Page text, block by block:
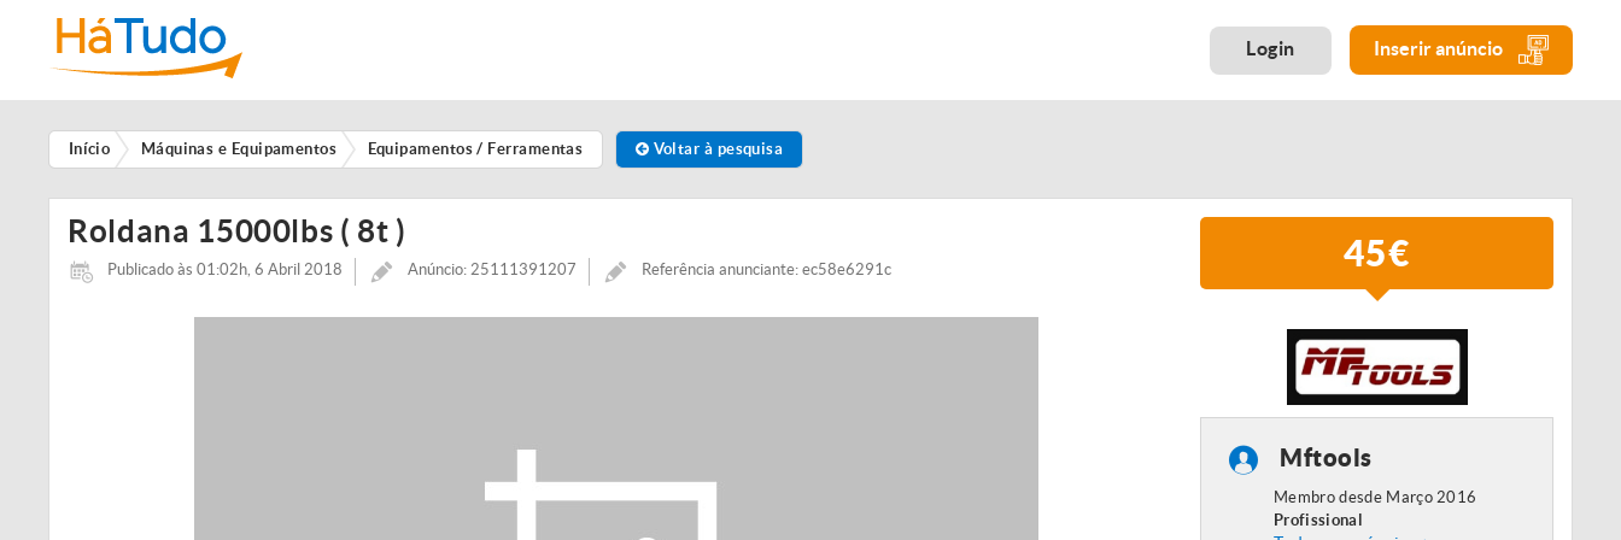
Login Inserir anúncio
Início Máquinas e Equipamentos Equipamentos / Ferramentas Voltar à pesquisa
Roldana 15000lbs ( 8t )
Publicado às 01:02h, 6 Abril 2018 Anúncio: 25111391207 Referência anunciante: ec58e6291c 45€
Mftools
Membro desde Março 2016
Profissional